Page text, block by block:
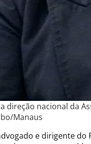
direção nacional da
Manaus
e dirigente do